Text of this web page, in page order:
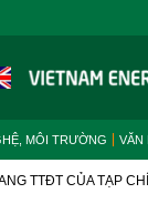
MÔI TRƯỜNG VĂN
TTĐT CỦA TẠP